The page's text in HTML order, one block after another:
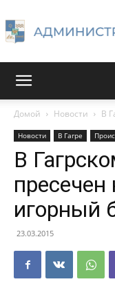
Домой Новости В
Новости В Гагре
В
игорный
23.03.2015